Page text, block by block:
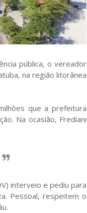
pública, o vereador
na região litorânea
que a prefeitura
Na ocasião, Frediani
interveio e pediu para
Pessoal, respeitem o